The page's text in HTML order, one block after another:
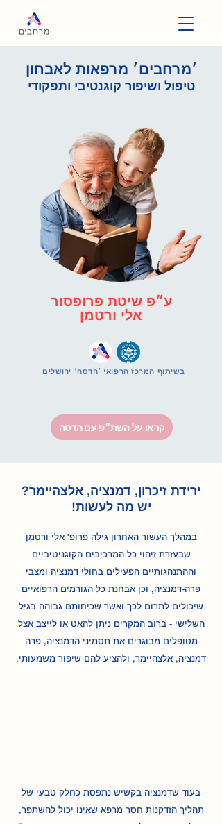
׳מרחבים׳ מרפאות לאבחון
טיפול ושיפור קוגנטיבי ותפקודי
ע״פ שיטת פרופסור
אלי ורטמן
בשיתוף המרכז הרפואי ׳הדסה׳ ירושלים
קראו על השת״פ עם הדסה
ירידת זיכרון, דמנציה, אלצהיימר?
יש מה לעשות!
במהלך העשור האחרון גילה פרופ' אלי ורטמן
שבעזרת זיהוי כל המרכיבים הקוגניטיביים
וההתנהגותיים הפעילים בחולי דמנציה ומצבי
פרה-דמנציה, וכן אבחנת כל הגורמים הרפואיים
שיכולים לתרום לכך ואשר שכיחותם גבוהה בגיל
השלישי - ברוב המקרים ניתן להאט או לייצב אצל
מטופלים מבוגרים את תסמיני הדמנציה, פרה
דמנציה, אלצהיימר, ולהציע להם שיפור משמעותי.
בעוד שדמנציה בקשיש נתפסת כחלק טבעי של
תהליך הזדקנות חסר מרפא שאינו יכול להשתפר,